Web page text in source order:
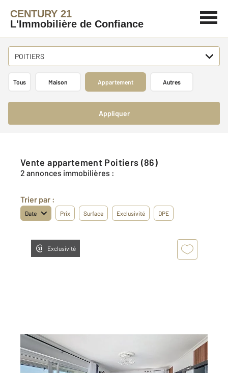
CENTURY 21
L'Immobilière de Confiance
POITIERS
Tous Maison Appartement Autres
Appliquer
Vente appartement Poitiers (86)
2 annonces immobilières :
Trier par :
Date Prix Surface Exclusivité DPE
Exclusivité
POITIERS 86
110,71 m , 5 pièces
Ref : 1945